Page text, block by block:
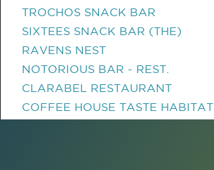
TROCHOS SNACK BAR
SIXTEES SNACK BAR (THE)
RAVENS NEST
NOTORIOUS BAR - REST.
CLARABEL RESTAURANT
COFFEE HOUSE TASTE HABITAT